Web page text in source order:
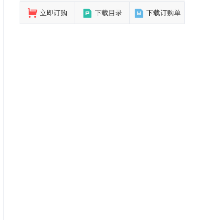
立即订购 下载目录 下载订购单